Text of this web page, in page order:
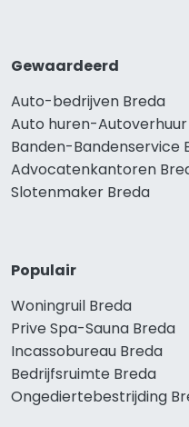
Gewaardeerd
Auto-bedrijven Breda
Auto huren-
Banden-Bandenservice
Advocatenkantoren
Slotenmaker Breda
Populair
Woningruil Breda
Prive Spa-Sauna Breda
Incassobureau Breda
Bedrijfsruimte Breda
Ongediertebestrijding